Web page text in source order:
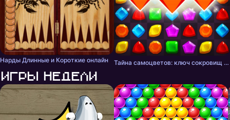
Нарды Длинные и Короткие онлайн Тайна самоцветов: ключ сокровищ - три в ряд
Игры недели